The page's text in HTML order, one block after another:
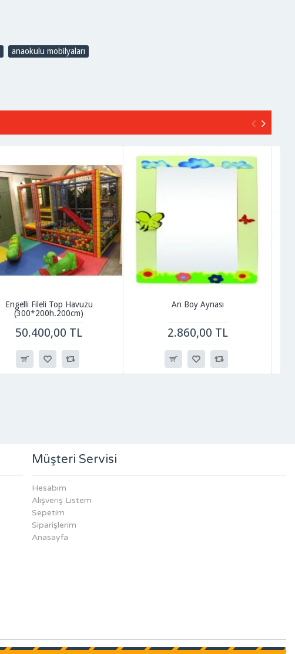
anaokulu mobilyaları
Engelli Fileli Top Havuzu
(300*200h.200cm)
50.400,00 TL
Arı Boy Aynası
2.860,00 TL
Müşteri Servisi
Hesabım
Alışveriş Listem
Sepetim
Siparişlerim
Anasayfa